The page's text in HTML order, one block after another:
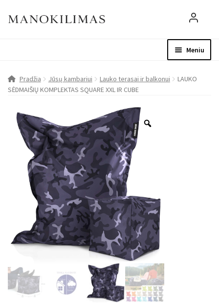
Meniu
Patarimai
Apie mus
Paskyra
Pradžia Jūsų kambariui Lauko terasai ir balkonui
LAUKO
SĖDMAIŠIŲ KOMPLEKTAS SQUARE XXL IR CUBE